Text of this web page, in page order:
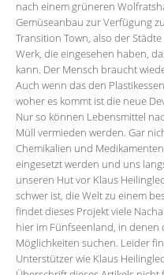
nach einem grüneren
Gemüseanbau zur Verfügung
Transition Town, also der
Werk, die eingesehen haben,
kann. Der Mensch braucht
Auch wenn das den
woher es kommt ist die neue
Nur so können Lebensmittel
Müll vermieden werden. Gar
Chemikalien und
eingesetzt werden und uns
unseren Hut vor Klaus
schwer ist, die Welt zu einem
findet dieses Projekt viele
hier im Fünfseenland, in denen
Möglichkeiten suchen. Leider
Unterstützer wie Klaus